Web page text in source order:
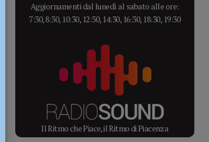
Aggiornamenti dal lunedì al sabato alle ore:
7:30, 8:30, 10:30, 12:30, 14:30, 16:30, 18:30, 19:30
Il Ritmo che Piace, il Ritmo di Piacenza